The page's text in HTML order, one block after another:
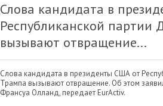
Слова кандидата в
Республиканской партии
вызывают отвращение...
Слова кандидата в президенты США от
Трампа вызывают отвращение. Об этом
Франсуа Олланд, передает EurActiv.